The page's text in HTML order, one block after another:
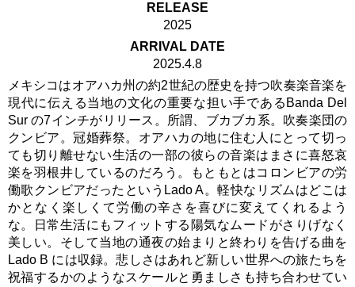
RELEASE
2025
ARRIVAL DATE
2025.4.8
メキシコはオアハカ州の約2世紀の歴史を持つ吹奏楽音楽を
現代に伝える当地の文化の重要な担い手であるBanda Del
Sur の7インチがリリース。所謂、ブカブカ系。吹奏楽団の
クンビア。冠婚葬祭。オアハカの地に住む人にとって切っ
ても切り離せない生活の一部の彼らの音楽はまさに喜怒哀
楽を羽根井しているのだろう。もともとはコロンビアの労
働歌クンビアだったというLado A。軽快なリズムはどこは
かとなく楽しくて労働の辛さを喜びに変えてくれるよう
な。日常生活にもフィットする陽気なムードがさりげなく
美しい。そして当地の通夜の始まりと終わりを告げる曲を
Lado B には収録。悲しさはあれど新しい世界への旅たちを
祝福するかのようなスケールと勇ましさも持ち合わせてい